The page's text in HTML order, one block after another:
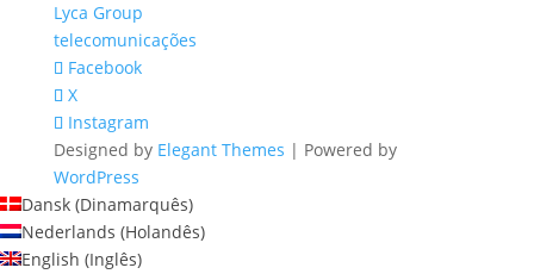
Lyca Group
telecomunicações
Facebook
X
Instagram
Designed by Elegant Themes | Powered by
WordPress
Dansk (Dinamarquês)
Nederlands (Holandês)
English (Inglês)